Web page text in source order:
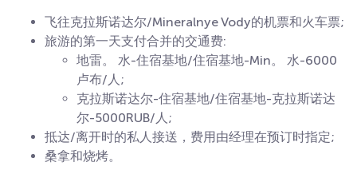
飞往克拉斯诺达尔/Mineralnye Vody的机票和火车票;
旅游的第一天支付合并的交通费:
地雷。 水-住宿基地/住宿基地-Min。 水-6000
卢布/人;
克拉斯诺达尔-住宿基地/住宿基地-克拉斯诺达
尔-5000RUB/人;
抵达/离开时的私人接送，费用由经理在预订时指定;
桑拿和烧烤。